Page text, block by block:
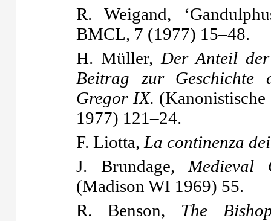
R. Weigand,
BMCL, 7 (1977) 15–48.
H. Müller, Der Anteil
Beitrag zur
Gregor IX.
1977) 121–24.
F. Liotta, La continenza
J. Brundage, Medieval
(Madison WI 1969) 55.
R. Benson, The